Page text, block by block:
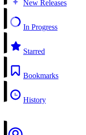
New Releases
In Progress
Starred
Bookmarks
History